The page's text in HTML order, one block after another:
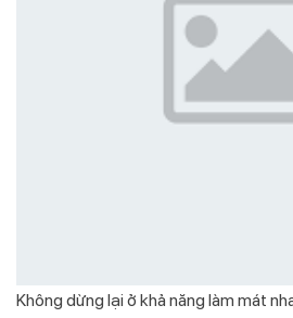
Không dừng lại ở khả năng làm mát